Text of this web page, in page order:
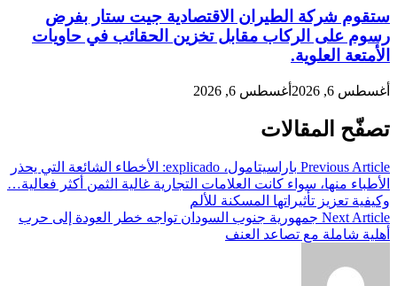
ستقوم شركة الطيران الاقتصادية جيت ستار بفرض
رسوم على الركاب مقابل تخزين الحقائب في حاويات
الأمتعة العلوية.
أغسطس 6, 2026 أغسطس 6, 2026
تصفّح المقالات
Previous Article
باراسيتامول، explicado: الأخطاء الشائعة التي يحذر
الأطباء منها، سواء كانت العلامات التجارية غالية الثمن أكثر فعالية…
وكيفية تعزيز تأثيراتها المسكنة للألم
Next Article جمهورية جنوب السودان تواجه خطر العودة إلى حرب
أهلية شاملة مع تصاعد العنف